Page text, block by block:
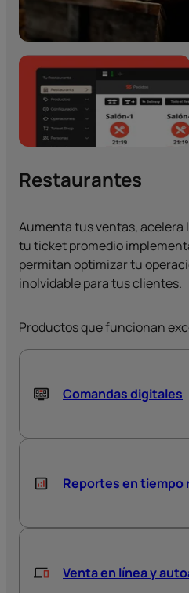
Restaurantes
Aumenta tus ventas, acelera
tu ticket promedio
permitan optimizar tu
inolvidable para tus clientes.
Productos que funcionan
Comandas digitales
Reportes en tiempo
Venta en línea y